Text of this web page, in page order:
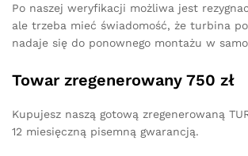
Po naszej weryfikacji możliwa jest
ale trzeba mieć świadomość, że turbina
nadaje się do ponownego montażu w
Towar zregenerowany 750 zł
Kupujesz naszą gotową zregenerowaną
12 miesięczną pisemną gwarancją.